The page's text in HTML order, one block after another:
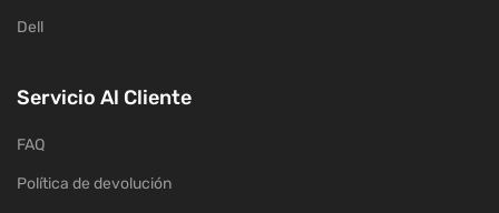
Dell
Servicio Al Cliente
FAQ
Política de devolución